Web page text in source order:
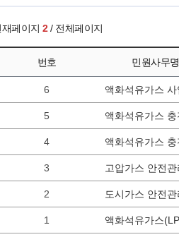
재페이지 2/ 전체페이지
번호 민원사무명
6
5
4
3
2
1